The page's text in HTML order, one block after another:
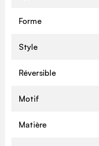
Forme
Style
Réversible
Motif
Matière